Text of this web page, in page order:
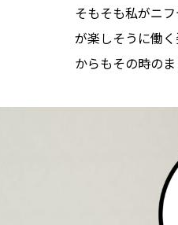
そもそも私がニ
が楽しそうに働
からもその時の